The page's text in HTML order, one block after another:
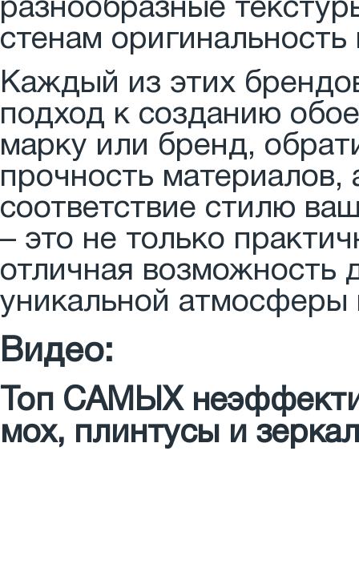
разнообразные
стенам оригинальность
Каждый из этих
подход к созданию
марку или бренд,
прочность материалов,
соответствие стилю
– это не только
отличная возможность
уникальной
Видео:
Топ САМЫХ
мох, плинтусы и